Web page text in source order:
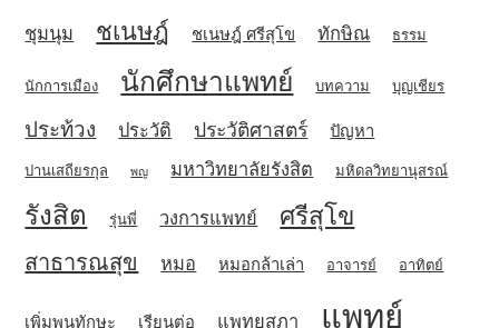
ชุมนุม ชเนษฎ์ ชเนษฎ์ ศรีสุโข ทักษิณ ธรรม
นักการเมือง นักศึกษาแพทย์ บทความ บุญเชียร
ประท้วง ประวัติ ประวัติศาสตร์ ปัญหา
ปานเสถียรกุล พญ มหาวิทยาลัยรังสิต มหิดลวิทยานุสรณ์
รังสิต รุ่นพี่ วงการแพทย์ ศรีสุโข
สาธารณสุข หมอ หมอกล้าเล่า อาจารย์ อาทิตย์
เพิ่มพูนทักษะ เรียนต่อ แพทยสภา แพทย์